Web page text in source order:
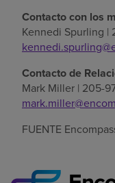
Contacto con los
Kennedi Spurling |
Contacto de
Mark Miller | 205-
FUENTE